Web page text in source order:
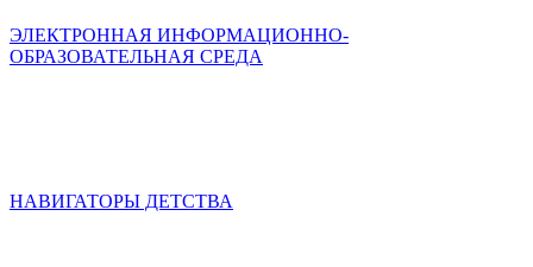
ЭЛЕКТРОННАЯ ИНФОРМАЦИОННО-
ОБРАЗОВАТЕЛЬНАЯ СРЕДА
НАВИГАТОРЫ ДЕТСТВА